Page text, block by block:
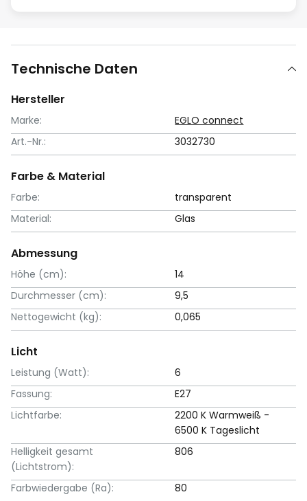
Technische Daten
Hersteller
Marke:
EGLO connect
Art.-Nr.:
3032730
Farbe & Material
Farbe:
transparent
Material:
Glas
Abmessung
Höhe (cm):
14
Durchmesser (cm):
9,5
Nettogewicht (kg):
0,065
Licht
Leistung (Watt):
6
Fassung:
E27
Lichtfarbe:
2200 K Warmweiß -
6500 K Tageslicht
Helligkeit gesamt
(Lichtstrom):
806
Farbwiedergabe (Ra):
80